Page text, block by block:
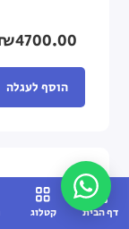
דף הבית קטלוג
הוסף לעגלה